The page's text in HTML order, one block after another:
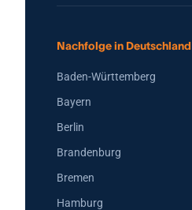
Nachfolge in Deutschland
Baden-Württemberg
Bayern
Berlin
Brandenburg
Bremen
Hamburg